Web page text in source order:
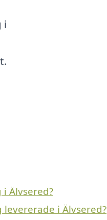
i
Älvsered?
i Älvsered?